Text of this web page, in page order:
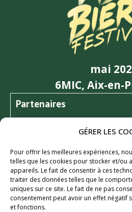
GÉRER LES
Pour offrir les meilleures expériences,
telles que les cookies pour stocker et/ou
appareils. Le fait de consentir à ces
traiter des données telles que le
uniques sur ce site. Le fait de ne pas
consentement peut avoir un effet négatif
et fonctions.
mai
6MIC, Aix-en-
Partenaires